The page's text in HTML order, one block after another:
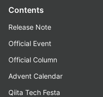
Contents
Release Note
Official Event
Official Column
Advent Calendar
Qiita Tech Festa